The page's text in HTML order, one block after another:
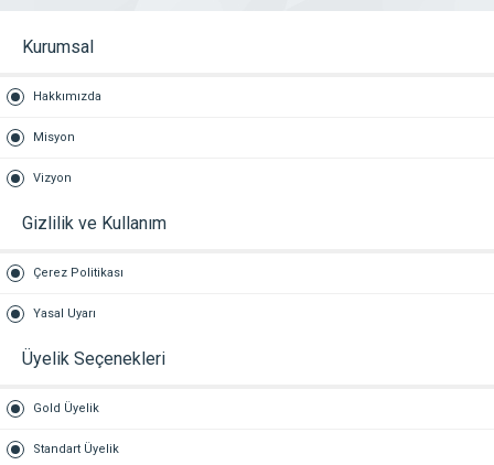
Kurumsal
Hakkımızda
Misyon
Vizyon
Gizlilik ve Kullanım
Çerez Politikası
Yasal Uyarı
Üyelik Seçenekleri
Gold Üyelik
Standart Üyelik